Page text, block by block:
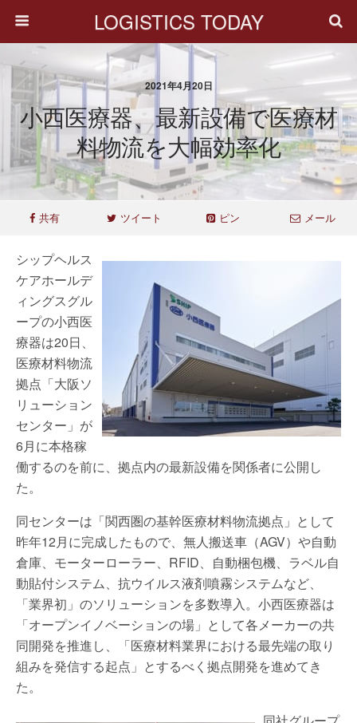
LOGISTICS TODAY
2021年4月20日
小西医療器、最新設備で医療材
料物流を大幅効率化
共有 ツイート ピン メール
シップヘルス
ケアホールデ
ィングスグル
ープの小西医
療器は20日、
医療材料物流
拠点「大阪ソ
リューション
センター」が
6月に本格稼
働するのを前に、拠点内の最新設備を関係者に公開し
た。
同センターは「関西圏の基幹医療材料物流拠点」として
昨年12月に完成したもので、無人搬送車（AGV）や自動
倉庫、モーターローラー、RFID、自動梱包機、ラベル自
動貼付システム、抗ウイルス液剤噴霧システムなど、
「業界初」のソリューションを多数導入。小西医療器は
「オープンイノベーションの場」として各メーカーの共
同開発を推進し、「医療材料業界における最先端の取り
組みを発信する起点」とするべく拠点開発を進めてき
た。